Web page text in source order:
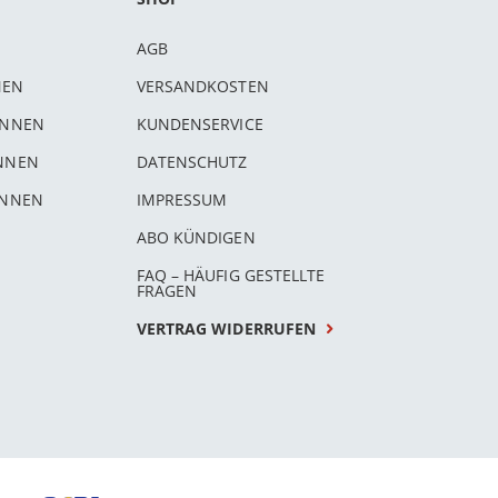
AGB
VERSANDKOSTEN
KUNDENSERVICE
DATENSCHUTZ
IMPRESSUM
ABO KÜNDIGEN
FAQ – HÄUFIG GESTELLTE
FRAGEN
VERTRAG WIDERRUFEN